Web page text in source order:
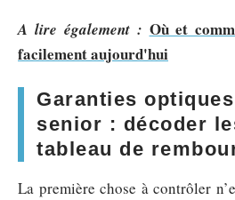
A lire également : Où et
facilement aujourd'hui
Garanties
senior : décoder
tableau de
La première chose à contrôler